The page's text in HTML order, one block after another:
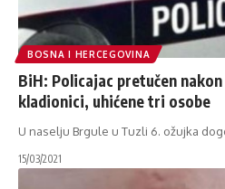
BOSNA I HERCEGOVINA
BiH: Policajac pretučen
kladionici, uhićene tri osobe
U naselju Brgule u Tuzli 6. ožujka
15/03/2021